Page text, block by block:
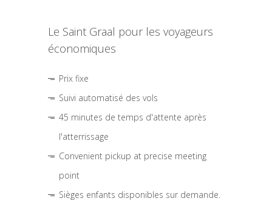
Le Saint Graal pour les voyageurs
économiques
Prix fixe
Suivi automatisé des vols
45 minutes de temps d'attente après
l'atterrissage
Convenient pickup at precise meeting
point
Sièges enfants disponibles sur demande.